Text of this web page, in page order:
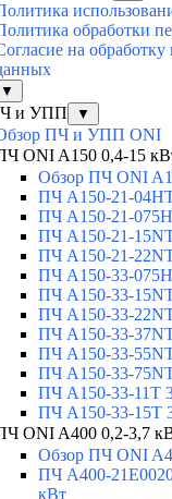
обработки
на
▼
и УПП ▼
ПЧ и УПП ONI
ONI A150 0,4-15
Обзор ПЧ ONI
ПЧ A150-21-
ПЧ A150-21-
ПЧ A150-21-
ПЧ A150-21-
ПЧ A150-33-
ПЧ A150-33-
ПЧ A150-33-
ПЧ A150-33-
ПЧ A150-33-
ПЧ A150-33-
ПЧ A150-33-11T
ПЧ A150-33-15T
ONI A400 0,2-3,7
Обзор ПЧ ONI
ПЧ A400-
кВт